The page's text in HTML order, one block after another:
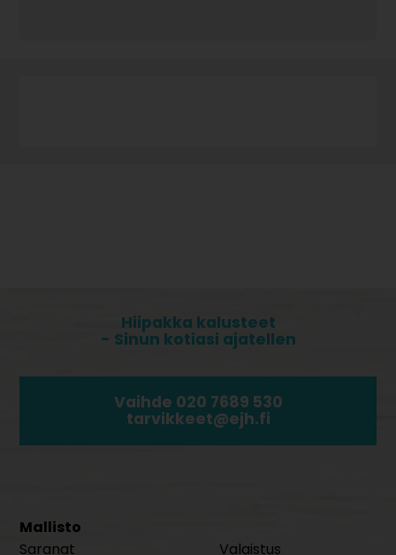
Hiipakka kalusteet
- Sinun kotiasi ajatellen
Vaihde 020 7689 530
tarvikkeet@ejh.fi
Mallisto
Saranat
Valaistus